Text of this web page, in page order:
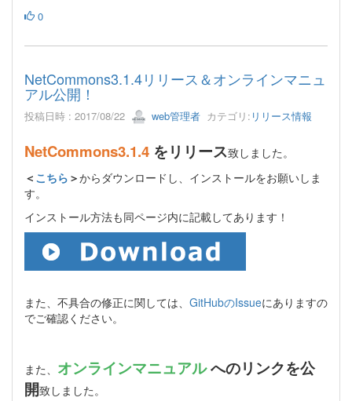
0
NetCommons3.1.4リリース＆オンラインマニュ
アル公開！
投稿日時 : 2017/08/22 web管理者 カテゴリ: リリース情報
NetCommons3.1.4 をリリース致しました。
＜ こちら ＞からダウンロードし、インストールをお願いしま
す。
インストール方法も同ページ内に記載してあります！
また、不具合の修正に関しては、 GitHubのIssueにありますの
でご確認ください。
また、 オンラインマニュアルへのリンクを公
開致しました。